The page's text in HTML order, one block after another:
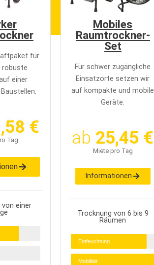
für
robuste
einer
€
Tag
einer
Mobiles
Raumtrockner-
Set
Für schwer zugängliche
Einsatzorte setzen wir
auf kompakte und mobile
Geräte.
ab 25,45 €
Miete pro Tag
Informationen
Trocknung von 6 bis 9
Räumen
Entfeuchtung
Mobilität